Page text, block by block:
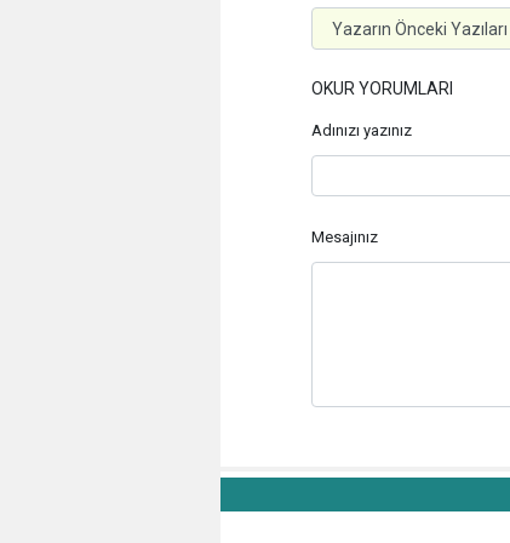
OKUR YORUMLARI
Adınızı yazınız
Mesajınız